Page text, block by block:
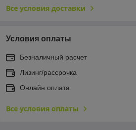
Все условия доставки
Условия оплаты
Безналичный расчет
Лизинг/рассрочка
Онлайн оплата
Все условия оплаты